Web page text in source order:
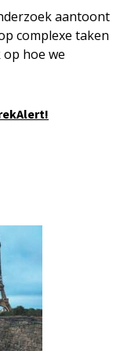
aantoont
complexe taken
hoe we